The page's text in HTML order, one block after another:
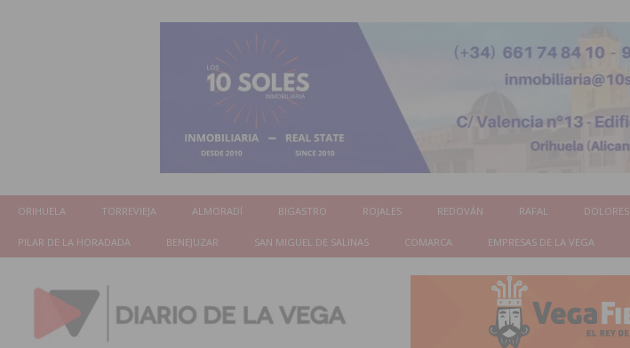
ORIHUELA TORREVIEJA ALMORADÍ BIGASTRO ROJALES REDOVÁN RAFAL DOLORES
PILAR DE LA HORADADA BENEJUZAR SAN MIGUEL DE SALINAS COMARCA EMPRESAS DE LA VEGA